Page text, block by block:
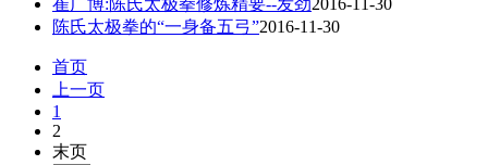
陈氏太极拳的“一身备五弓”2016-11-30
首页
上一页
1
2
末页